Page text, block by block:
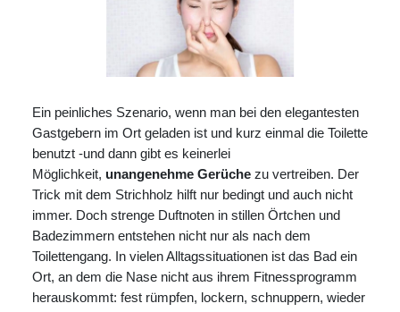
Ein peinliches Szenario, wenn man bei den elegantesten
Gastgebern im Ort geladen ist und kurz einmal die Toilette
benutzt -und dann gibt es keinerlei
Möglichkeit, unangenehme Gerüche zu vertreiben. Der
Trick mit dem Strichholz hilft nur bedingt und auch nicht
immer. Doch strenge Duftnoten in stillen Örtchen und
Badezimmern entstehen nicht nur als nach dem
Toilettengang. In vielen Alltagssituationen ist das Bad ein
Ort, an dem die Nase nicht aus ihrem Fitnessprogramm
herauskommt: fest rümpfen, lockern, schnuppern, wieder